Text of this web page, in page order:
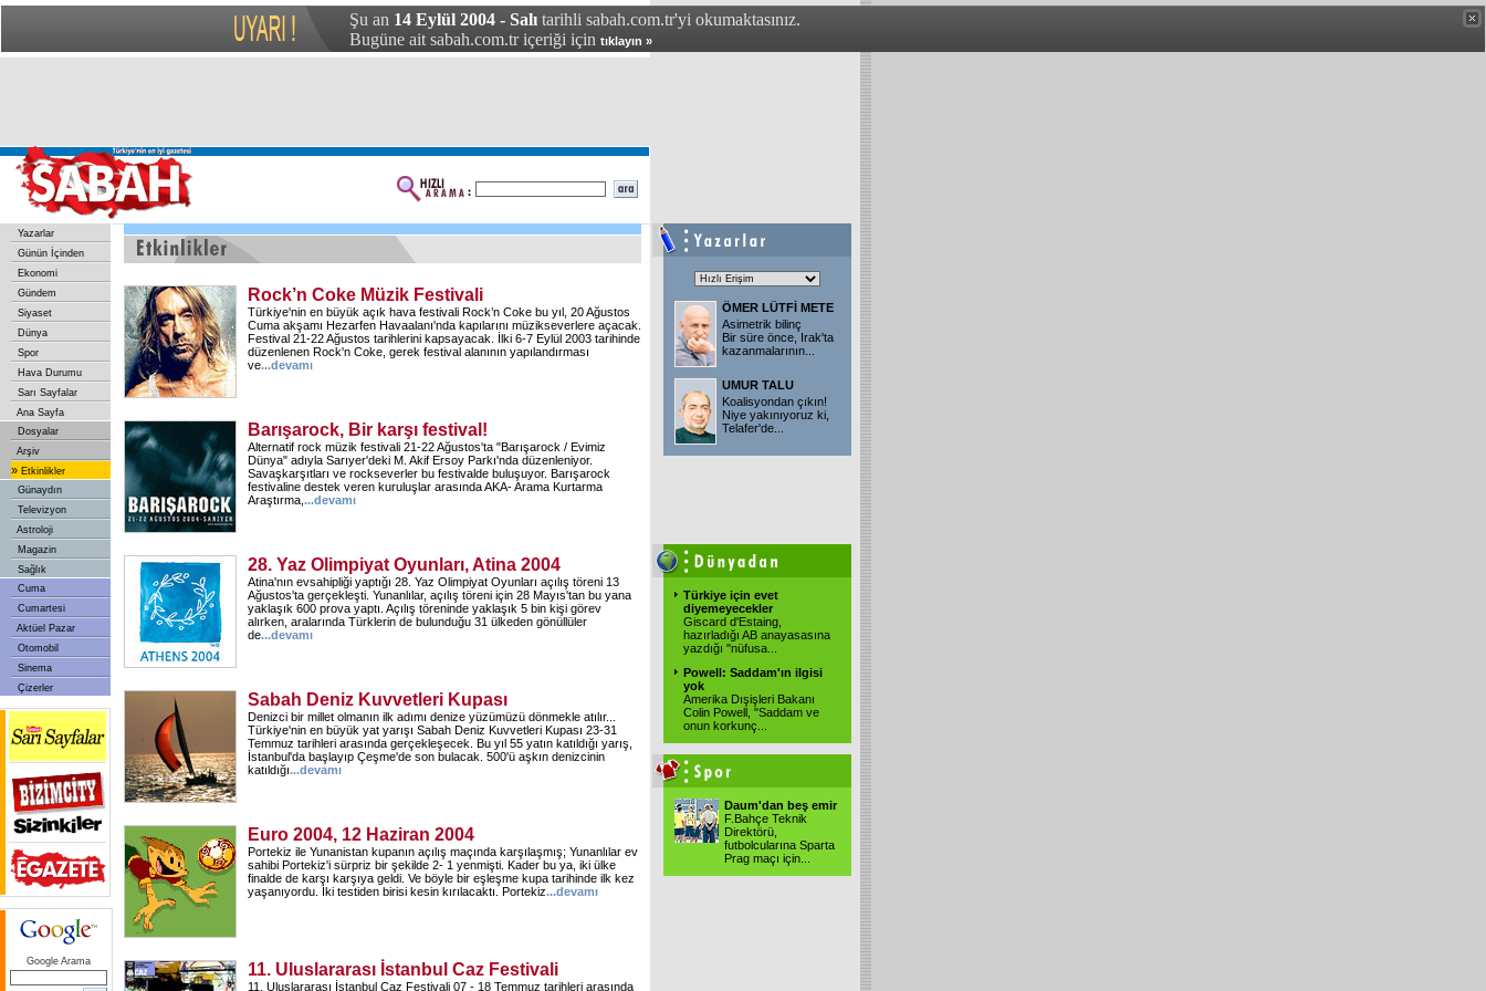
Şu an 14 Eylül 2004 - Salı tarihli sabah.com.tr'yi okumaktasınız.
Bugüne ait sabah.com.tr içeriği için tıklayın »
Yazarlar
Günün İçinden
Ekonomi
Gündem
Siyaset
Dünya
Spor
Hava Durumu
Sarı Sayfalar
Ana Sayfa
Dosyalar
Arşiv
» Etkinlikler
Günaydın
Televizyon
Astroloji
Magazin
Sağlık
Cuma
Cumartesi
Aktüel Pazar
Otomobil
Sinema
Çizerler
Google Arama
Rock’n Coke Müzik Festivali
Türkiye'nin en büyük açık hava festivali Rock’n Coke bu yıl, 20 Ağustos
Cuma akşamı Hezarfen Havaalanı'nda kapılarını müzikseverlere açacak.
Festival 21-22 Ağustos tarihlerini kapsayacak. İlki 6-7 Eylül 2003 tarihinde
düzenlenen Rock'n Coke, gerek festival alanının yapılandırması
ve...devamı
Barışarock, Bir karşı festival!
Alternatif rock müzik festivali 21-22 Ağustos'ta "Barışarock / Evimiz
Dünya" adıyla Sarıyer'deki M. Akif Ersoy Parkı'nda düzenleniyor.
Savaşkarşıtları ve rockseverler bu festivalde buluşuyor. Barışarock
festivaline destek veren kuruluşlar arasında AKA- Arama Kurtarma
Araştırma, ...devamı
28. Yaz Olimpiyat Oyunları, Atina 2004
Atina'nın evsahipliği yaptığı 28. Yaz Olimpiyat Oyunları açılış töreni 13
Ağustos'ta gerçekleşti. Yunanlılar, açılış töreni için 28 Mayıs'tan bu yana
yaklaşık 600 prova yaptı. Açılış töreninde yaklaşık 5 bin kişi görev
alırken, aralarında Türklerin de bulunduğu 31 ülkeden gönüllüler
de...devamı
Sabah Deniz Kuvvetleri Kupası
Denizci bir millet olmanın ilk adımı denize yüzümüzü dönmekle atılır...
Türkiye'nin en büyük yat yarışı Sabah Deniz Kuvvetleri Kupası 23-31
Temmuz tarihleri arasında gerçekleşecek. Bu yıl 55 yatın katıldığı yarış,
İstanbul'da başlayıp Çeşme'de son bulacak. 500'ü aşkın denizcinin
katıldığı...devamı
Euro 2004, 12 Haziran 2004
Portekiz ile Yunanistan kupanın açılış maçında karşılaşmış; Yunanlılar ev
sahibi Portekiz'i sürpriz bir şekilde 2- 1 yenmişti. Kader bu ya, iki ülke
finalde de karşı karşıya geldi. Ve böyle bir eşleşme kupa tarihinde ilk kez
yaşanıyordu. İki testiden birisi kesin kırılacaktı. Portekiz...devamı
11. Uluslararası İstanbul Caz Festivali
11. Uluslararası İstanbul Caz Festivali 07 - 18 Temmuz tarihleri arasında
ÖMER LÜTFİ METE
Asimetrik bilinç
Bir süre önce, Irak'ta
kazanmalarının
UMUR TALU
Koalisyondan çıkın!
Niye yakınıyoruz ki,
Telafer'de
Türkiye için evet
diyemeyecekler
Giscard d'Estaing,
hazırladığı AB anayasasına
yazdığı "nüfusa
Powell: Saddam'ın ilgisi
yok
Amerika Dışişleri Bakanı
Colin Powell, "Saddam ve
onun korkunç
Daum'dan beş emir
F.Bahçe Teknik
Direktörü,
futbolcularına Sparta
Prag maçı için